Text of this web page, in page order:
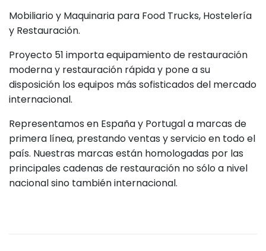
Mobiliario y Maquinaria para Food Trucks, Hostelería
y Restauración.
Proyecto 51 importa equipamiento de restauración
moderna y restauración rápida y pone a su
disposición los equipos más sofisticados del mercado
internacional.
Representamos en España y Portugal a marcas de
primera línea, prestando ventas y servicio en todo el
país. Nuestras marcas están homologadas por las
principales cadenas de restauración no sólo a nivel
nacional sino también internacional.